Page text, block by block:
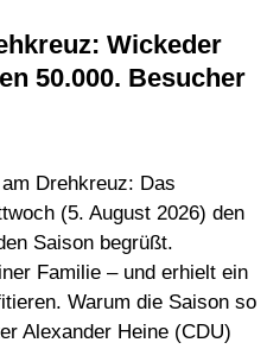
Wickeder
50.000. Besucher
Drehkreuz: Das
(5. August 2026) den
Saison begrüßt.
Familie – und erhielt ein
Warum die Saison so
Alexander Heine (CDU)